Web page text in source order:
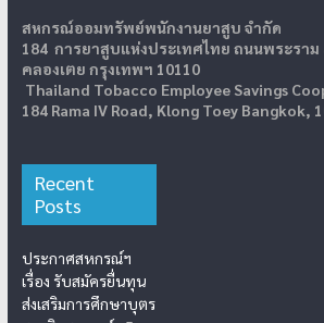
สหกรณ์ออมทรัพย์พนักงานยาสูบ จำกัด
184 การยาสูบแห่งประเทศไทย ถนนพระราม
คลองเตย กรุงเทพฯ 10110
Thailand Tobacco Employee Savings
184 Rama IV Road, Klong Toey Bangkok,
Recent
Posts
ประกาศสหกรณ์ฯ
เรื่อง รับสมัครยื่นทุน
ส่งเสริมการศึกษาบุตร